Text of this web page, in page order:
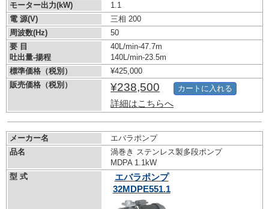
モーター出力(kW)
1.1
電 源(V)
三相 200
周波数(Hz)
50
要 目
吐出量-揚程
40L/min-47.7m
140L/min-23.5m
標準価格（税別）
¥425,000
販売価格（税別）
¥238,500
詳細はこちらへ
カートに入れる
メーカー名
エバラポンプ
品名
渦巻き ステンレス製多段ポンプ
MDPA 1.1kW
型 式
エバラポンプ
32MDPE551.1